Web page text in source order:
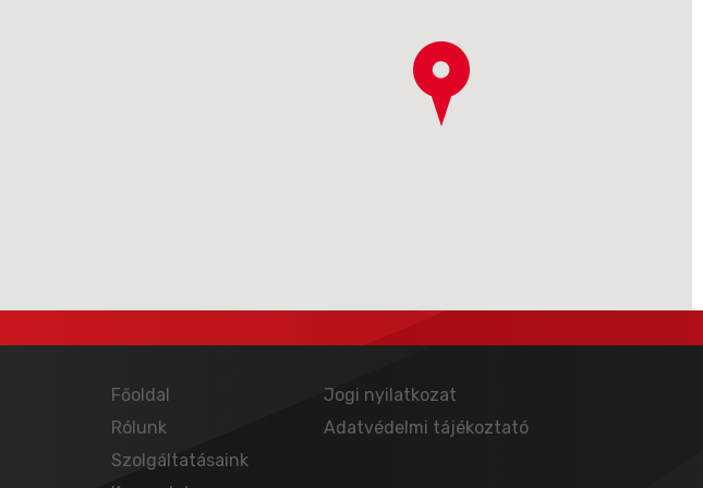
Főoldal
Rólunk
Szolgáltatásaink
Jogi nyilatkozat
Adatvédelmi tájékoztató